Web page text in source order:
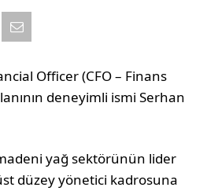
Officer (CFO – Finans
deneyimli ismi Serhan
yağ sektörünün lider
düzey yönetici kadrosuna